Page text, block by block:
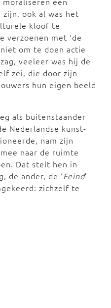
ook al was het
kloof te
verzoenen met ‘de
om te doen actie
veeleer was hij de
zei, die door zijn
hun eigen beeld
als buitenstaander
Nederlandse kunst-
nam zijn
naar de ruimte
Dat stelt hen in
de ander, de ‘Feind’
zichzelf te